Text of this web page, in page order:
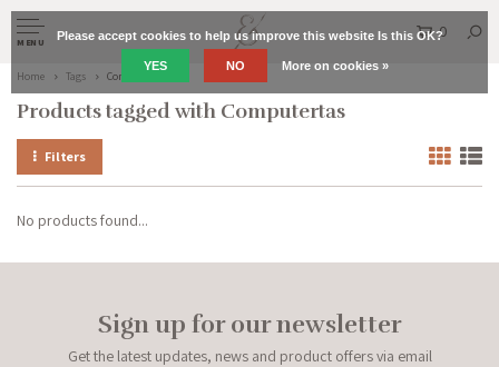
MENU
0
Home Tags Computertas
Products tagged with Computertas
Filters
No products found...
Sign up for our newsletter
Get the latest updates, news and product offers via email
Please accept cookies to help us improve this website Is this OK?
YES NO More on cookies »